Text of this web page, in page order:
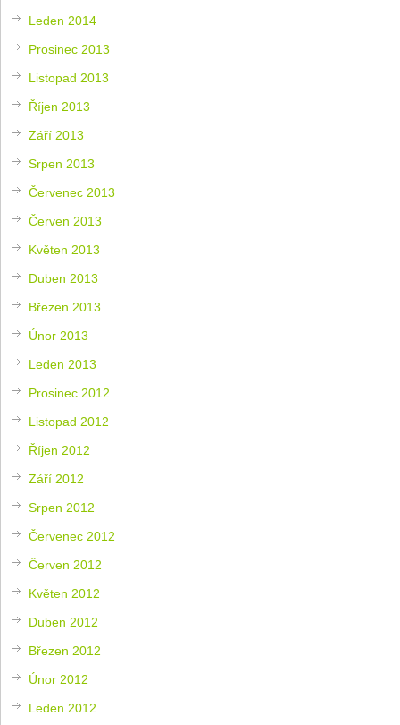
Leden 2014
Prosinec 2013
Listopad 2013
Říjen 2013
Září 2013
Srpen 2013
Červenec 2013
Červen 2013
Květen 2013
Duben 2013
Březen 2013
Únor 2013
Leden 2013
Prosinec 2012
Listopad 2012
Říjen 2012
Září 2012
Srpen 2012
Červenec 2012
Červen 2012
Květen 2012
Duben 2012
Březen 2012
Únor 2012
Leden 2012